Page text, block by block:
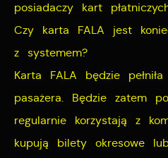
posiadaczy kart
Czy karta FALA jest
z systemem?
Karta FALA będzie
pasażera. Będzie zatem
regularnie korzystają z
kupują bilety okresowe